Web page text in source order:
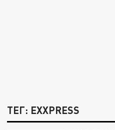
ТЕГ: EXXPRESS